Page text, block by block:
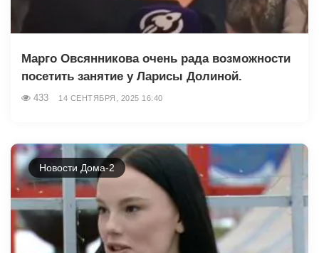
Марго Овсянникова очень рада возможности
посетить занятие у Ларисы Долиной.
433 14 СЕНТЯБРЯ, 2025 16:40
Новости Дома-2